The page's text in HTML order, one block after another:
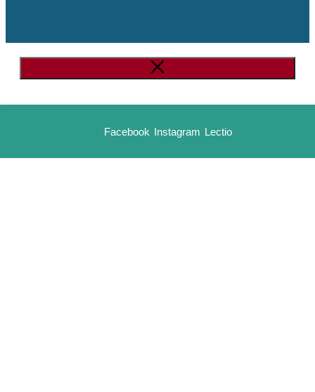
Facebook Instagram Lectio